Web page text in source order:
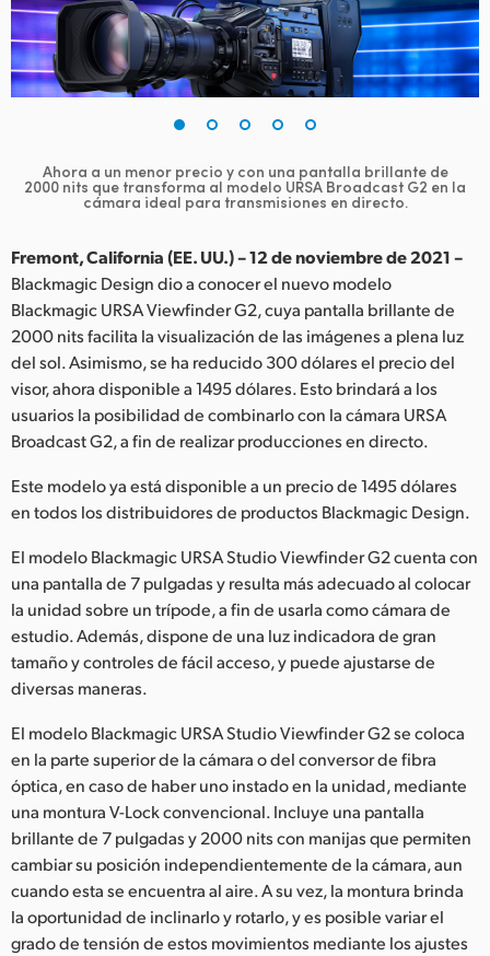
Finland
France
Hong Kong SAR, China
Japan
Korea
Mexico
Netherlands
New Zealand
Norway
Poland
Portugal
Singapore
South Africa
España
Sweden
Chinese Taipei
Ahora a un menor precio y con una pantalla brillante de
2000 nits quetransforma al modelo URSA Broadcast G2 en la
cámara ideal para transmisiones en directo.
Fremont, California (EE. UU.) – 12 de noviembre de 2021 –
Blackmagic Design dio a conocer el nuevo modelo
Blackmagic URSA Viewfinder G2, cuya pantalla brillante de
2000 nits facilita la visualización de las imágenes a plena luz
del sol. Asimismo, se ha reducido 300 dólares el precio del
visor, ahora disponible a 1495 dólares. Esto brindará a los
usuarios la posibilidad de combinarlo con la cámara URSA
Broadcast G2, a fin de realizar producciones en directo.
Este modelo ya está disponible a un precio de 1495 dólares
en todos los distribuidores de productos Blackmagic Design.
El modelo Blackmagic URSA Studio Viewfinder G2 cuenta con
una pantalla de 7 pulgadas y resulta más adecuado al colocar
la unidad sobre un trípode, a fin de usarla como cámara de
estudio. Además, dispone de una luz indicadora de gran
tamaño y controles de fácil acceso, y puede ajustarse de
diversas maneras.
El modelo Blackmagic URSA Studio Viewfinder G2 se coloca
en la parte superior de la cámara o del conversor de fibra
óptica, en caso de haber uno instado en la unidad, mediante
una montura V-Lock convencional. Incluye una pantalla
brillante de 7 pulgadas y 2000 nits con manijas que permiten
cambiar su posición independientemente de la cámara, aun
cuando esta se encuentra al aire. A su vez, la montura brinda
la oportunidad de inclinarlo y rotarlo, y es posible variar el
grado de tensión de estos movimientos mediante los ajustes